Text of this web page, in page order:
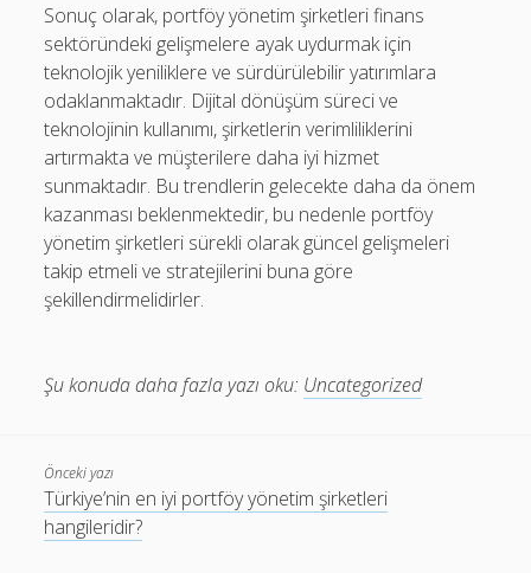
Sonuç olarak, portföy yönetim şirketleri finans
sektöründeki gelişmelere ayak uydurmak için
teknolojik yeniliklere ve sürdürülebilir yatırımlara
odaklanmaktadır. Dijital dönüşüm süreci ve
teknolojinin kullanımı, şirketlerin verimliliklerini
artırmakta ve müşterilere daha iyi hizmet
sunmaktadır. Bu trendlerin gelecekte daha da önem
kazanması beklenmektedir, bu nedenle portföy
yönetim şirketleri sürekli olarak güncel gelişmeleri
takip etmeli ve stratejilerini buna göre
şekillendirmelidirler.
Şu konuda daha fazla yazı oku: Uncategorized
Önceki yazı
Türkiye’nin en iyi portföy yönetim şirketleri
hangileridir?